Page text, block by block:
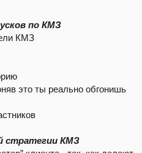
по КМЗ
КМЗ
это ты реально обгонишь
стратегии КМЗ